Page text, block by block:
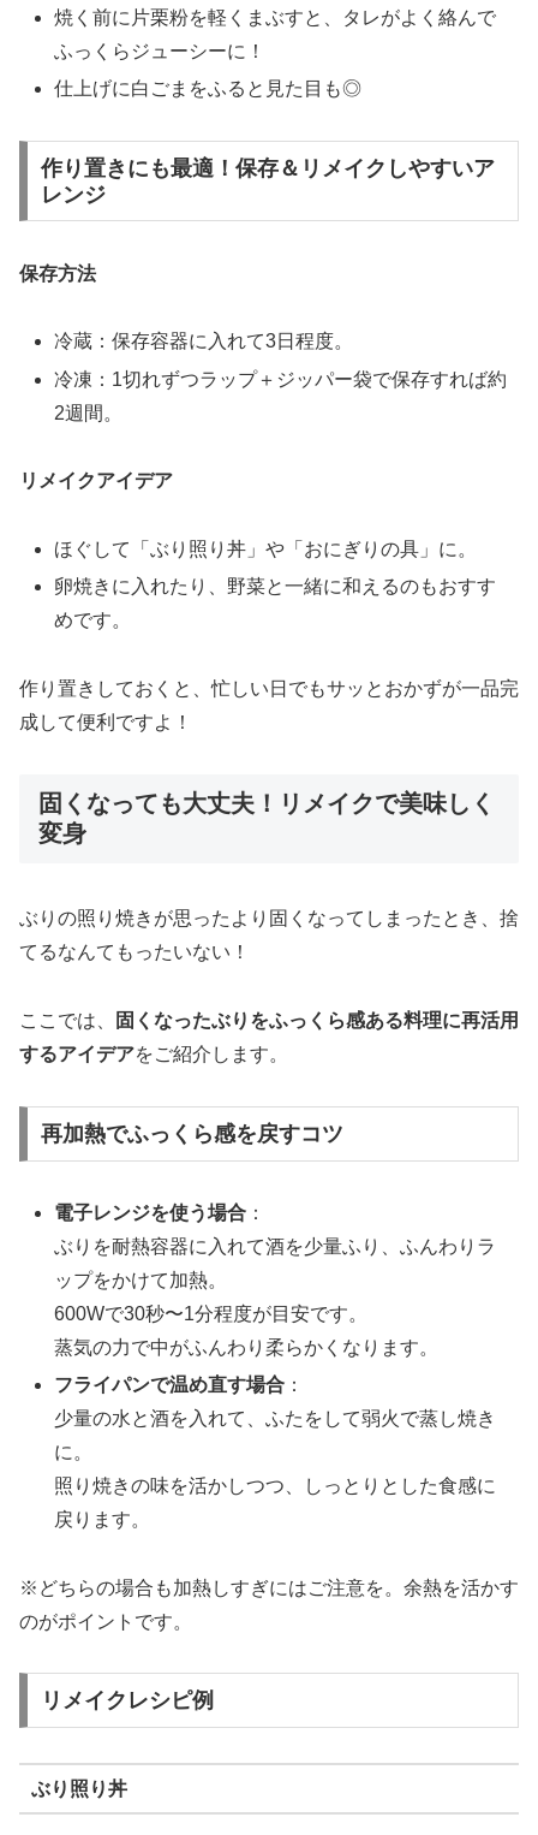
焼く前に片栗粉を軽くまぶすと、タレがよく絡んで
ふっくらジューシーに！
仕上げに白ごまをふると見た目も◎
作り置きにも最適！保存＆リメイクしやすいア
レンジ
保存方法
冷蔵：保存容器に入れて3日程度。
冷凍：1切れずつラップ＋ジッパー袋で保存すれば約
2週間。
リメイクアイデア
ほぐして「ぶり照り丼」や「おにぎりの具」に。
卵焼きに入れたり、野菜と一緒に和えるのもおすす
めです。
作り置きしておくと、忙しい日でもサッとおかずが一品完
成して便利ですよ！
固くなっても大丈夫！リメイクで美味しく
変身
ぶりの照り焼きが思ったより固くなってしまったとき、捨
てるなんてもったいない！
ここでは、
固くなったぶりをふっくら感ある料理に再活用
するアイデアをご紹介します。
再加熱でふっくら感を戻すコツ
電子レンジを使う場合 ：
ぶりを耐熱容器に入れて酒を少量ふり、ふんわりラ
ップをかけて加熱。
600Wで30秒〜1分程度が目安です。
蒸気の力で中がふんわり柔らかくなります。
フライパンで温め直す場合 ：
少量の水と酒を入れて、ふたをして弱火で蒸し焼き
に。
照り焼きの味を活かしつつ、しっとりとした食感に
戻ります。
※どちらの場合も加熱しすぎにはご注意を。余熱を活かす
のがポイントです。
リメイクレシピ例
ぶり照り丼